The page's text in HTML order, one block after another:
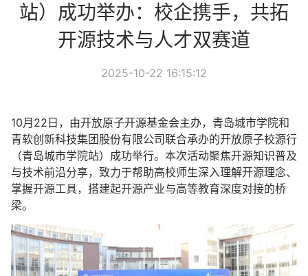
站）成功举办：校企携手，共拓
开源技术与人才双赛道
2025-10-22 16:15:12
10月22日，由开放原子开源基金会主办，青岛城市学院和
青软创新科技集团股份有限公司联合承办的开放原子校源行
（青岛城市学院站）成功举行。本次活动聚焦开源知识普及
与技术前沿分享，致力于帮助高校师生深入理解开源理念、
掌握开源工具，搭建起开源产业与高等教育深度对接的桥
梁。